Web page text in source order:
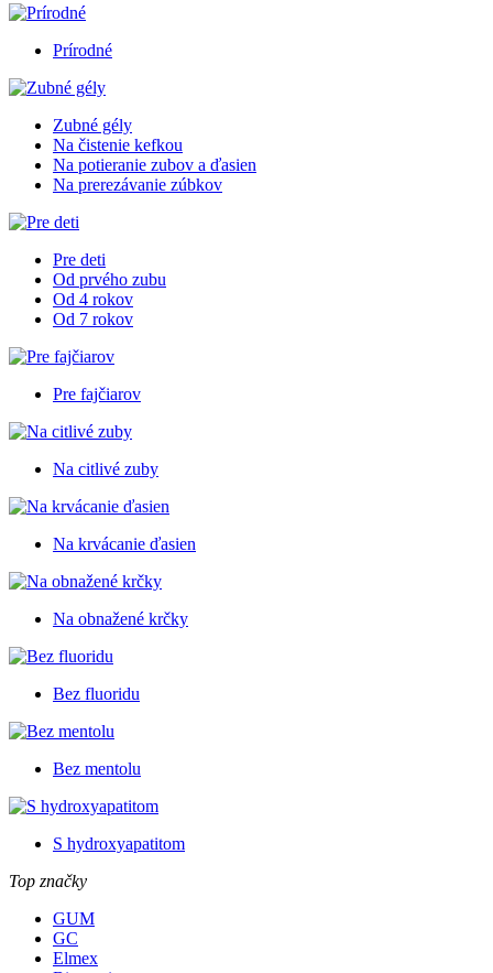
Prírodné
Zubné gély
Na čistenie kefkou
Na potieranie zubov a ďasien
Na prerezávanie zúbkov
Pre deti
Od prvého zubu
Od 4 rokov
Od 7 rokov
Pre fajčiarov
Na citlivé zuby
Na krvácanie ďasien
Na obnažené krčky
Bez fluoridu
Bez mentolu
S hydroxyapatitom
Top značky
GUM
GC
Elmex